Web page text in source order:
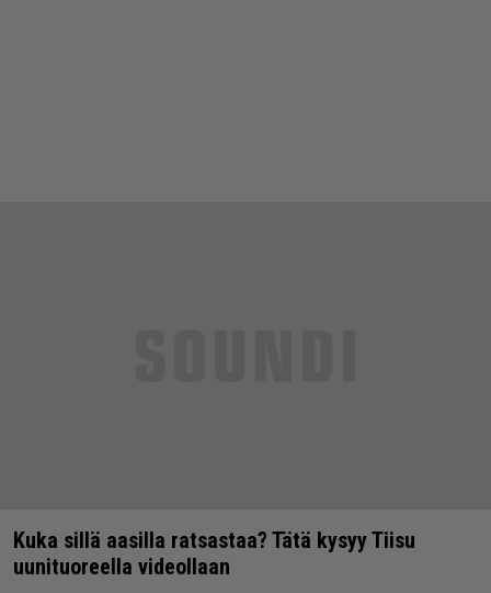
Kuka sillä aasilla ratsastaa? Tätä kysyy Tiisu
uunituoreella videollaan